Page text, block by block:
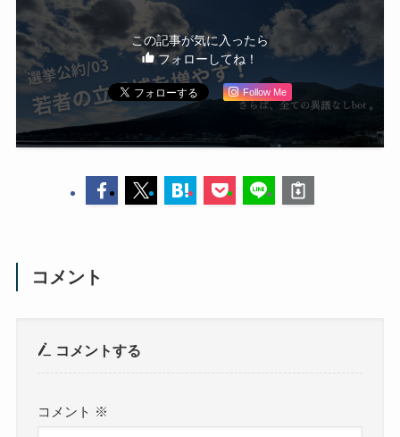
この記事が気に入ったら
フォローしてね！
Follow Me
コメント
コメントする
コメント ※